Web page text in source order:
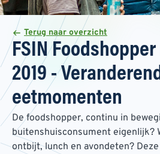
Terug naar overzicht
FSIN
2019 -
eetmomenten
De foodshopper, continu in
buitenshuisconsument eigenlijk?
ontbijt, lunch en avondeten?